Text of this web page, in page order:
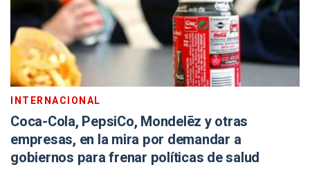
INTERNACIONAL
Coca-Cola, PepsiCo, Mondelēz y otras
empresas, en la mira por demandar a
gobiernos para frenar políticas de salud